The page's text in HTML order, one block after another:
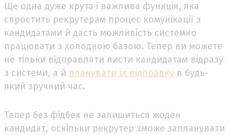
Ще одна дуже крута і важлива функція, яка
спростить рекрутерам процес комунікації з
кандидатами й дасть можливість системно
працювати з холодною базою. Тепер ви можете
не тільки відправляти листи кандидатам відразу
з системи, а й планувати їх відправку в будь-
який зручний час.
Тепер без фідбек не залишиться жоден
кандидат, оскільки рекрутер зможе запланувати